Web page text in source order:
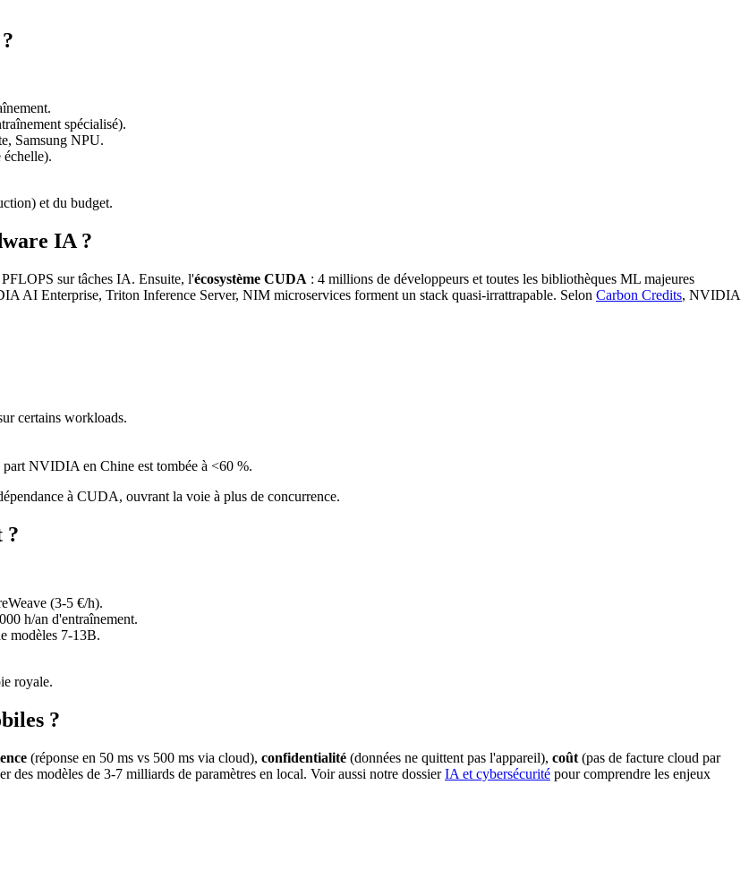
spécialisé).
Samsung NPU.
et du budget.
IA ?
sur tâches IA. Ensuite, l'écosystème CUDA : 4 millions de développeurs et toutes les bibliothèques ML majeures
AI Enterprise, Triton Inference Server, NIM microservices forment un stack quasi-irrattrapable. Selon Carbon Credits, NVIDIA
certains workloads.
NVIDIA en Chine est tombée à <60 %.
à CUDA, ouvrant la voie à plus de concurrence.
?
(3-5 €/h).
h/an d'entraînement.
modèles 7-13B.
royale.
?
(réponse en 50 ms vs 500 ms via cloud), confidentialité (données ne quittent pas l'appareil), coût (pas de facture cloud par
modèles de 3-7 milliards de paramètres en local. Voir aussi notre dossierIA et cybersécurité pour comprendre les enjeux